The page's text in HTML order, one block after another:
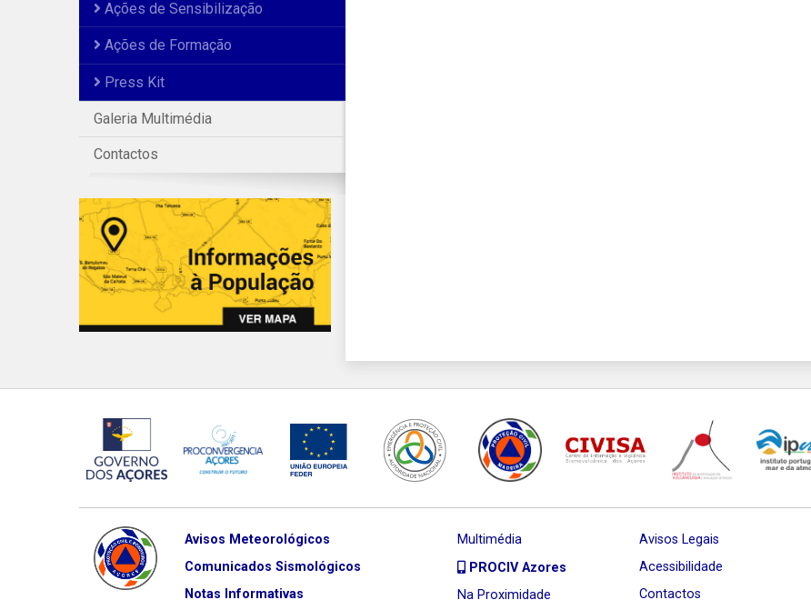
Ações de Sensibilização
Ações de Formação
Press Kit
Galeria Multimédia
Contactos
Avisos Meteorológicos
Comunicados Sismológicos
Notas Informativas
Multimédia
PROCIV Azores
Na Proximidade
Avisos Legais
Acessibilidade
Contactos